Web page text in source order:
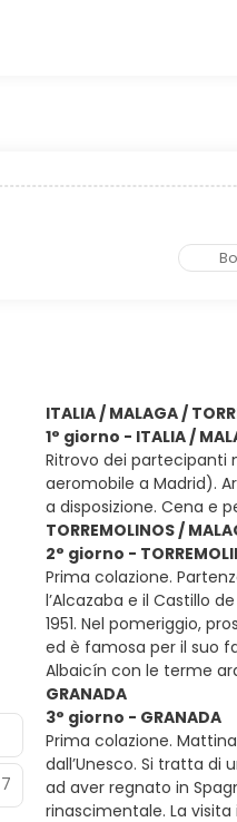
7
ITALIA / MALAGA /
1° giorno - ITALIA /
Ritrovo dei partecipanti
aeromobile a Madrid).
a disposizione. Cena e
TORREMOLINOS /
2° giorno -
Prima colazione.
l’Alcazaba e il Castillo
1951. Nel pomeriggio,
ed è famosa per il suo
Albaicín con le terme
GRANADA
3° giorno - GRANADA
Prima colazione.
dall’Unesco. Si tratta di
ad aver regnato in
rinascimentale. La